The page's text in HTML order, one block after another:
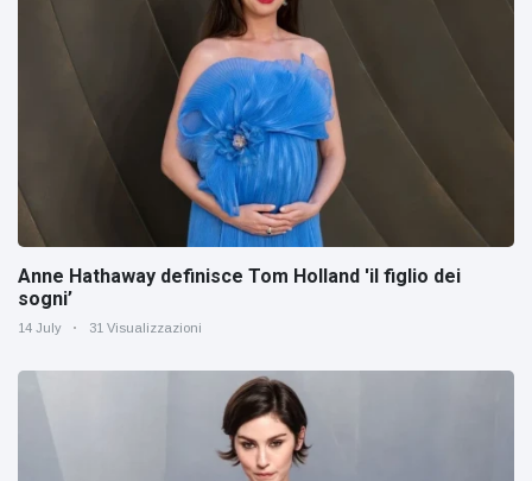
Anne Hathaway definisce Tom Holland 'il figlio dei
sogni’
14 July 31 Visualizzazioni